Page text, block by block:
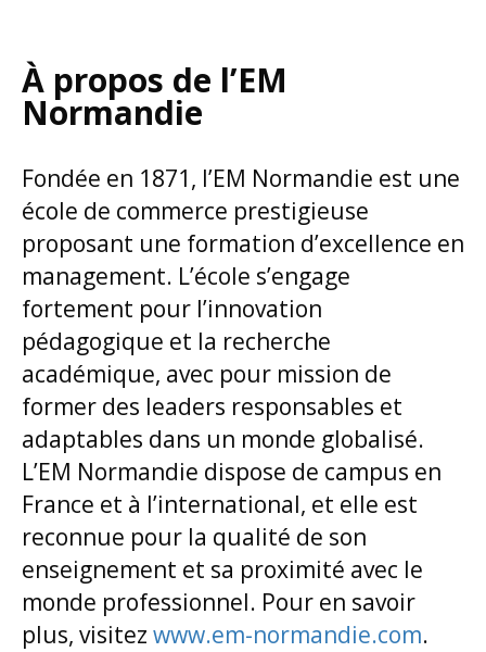
À propos de l’EM
Normandie
Fondée en 1871, l’EM Normandie est une
école de commerce prestigieuse
proposant une formation d’excellence en
management. L’école s’engage
fortement pour l’innovation
pédagogique et la recherche
académique, avec pour mission de
former des leaders responsables et
adaptables dans un monde globalisé.
L’EM Normandie dispose de campus en
France et à l’international, et elle est
reconnue pour la qualité de son
enseignement et sa proximité avec le
monde professionnel. Pour en savoir
plus, visitez www.em-normandie.com.